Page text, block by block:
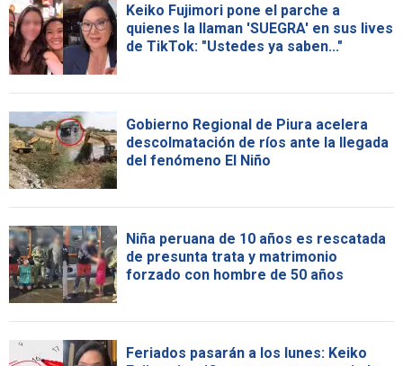
Keiko Fujimori pone el parche a
quienes la llaman 'SUEGRA' en sus lives
de TikTok: "Ustedes ya saben..."
Gobierno Regional de Piura acelera
descolmatación de ríos ante la llegada
del fenómeno El Niño
Niña peruana de 10 años es rescatada
de presunta trata y matrimonio
forzado con hombre de 50 años
Feriados pasarán a los lunes: Keiko